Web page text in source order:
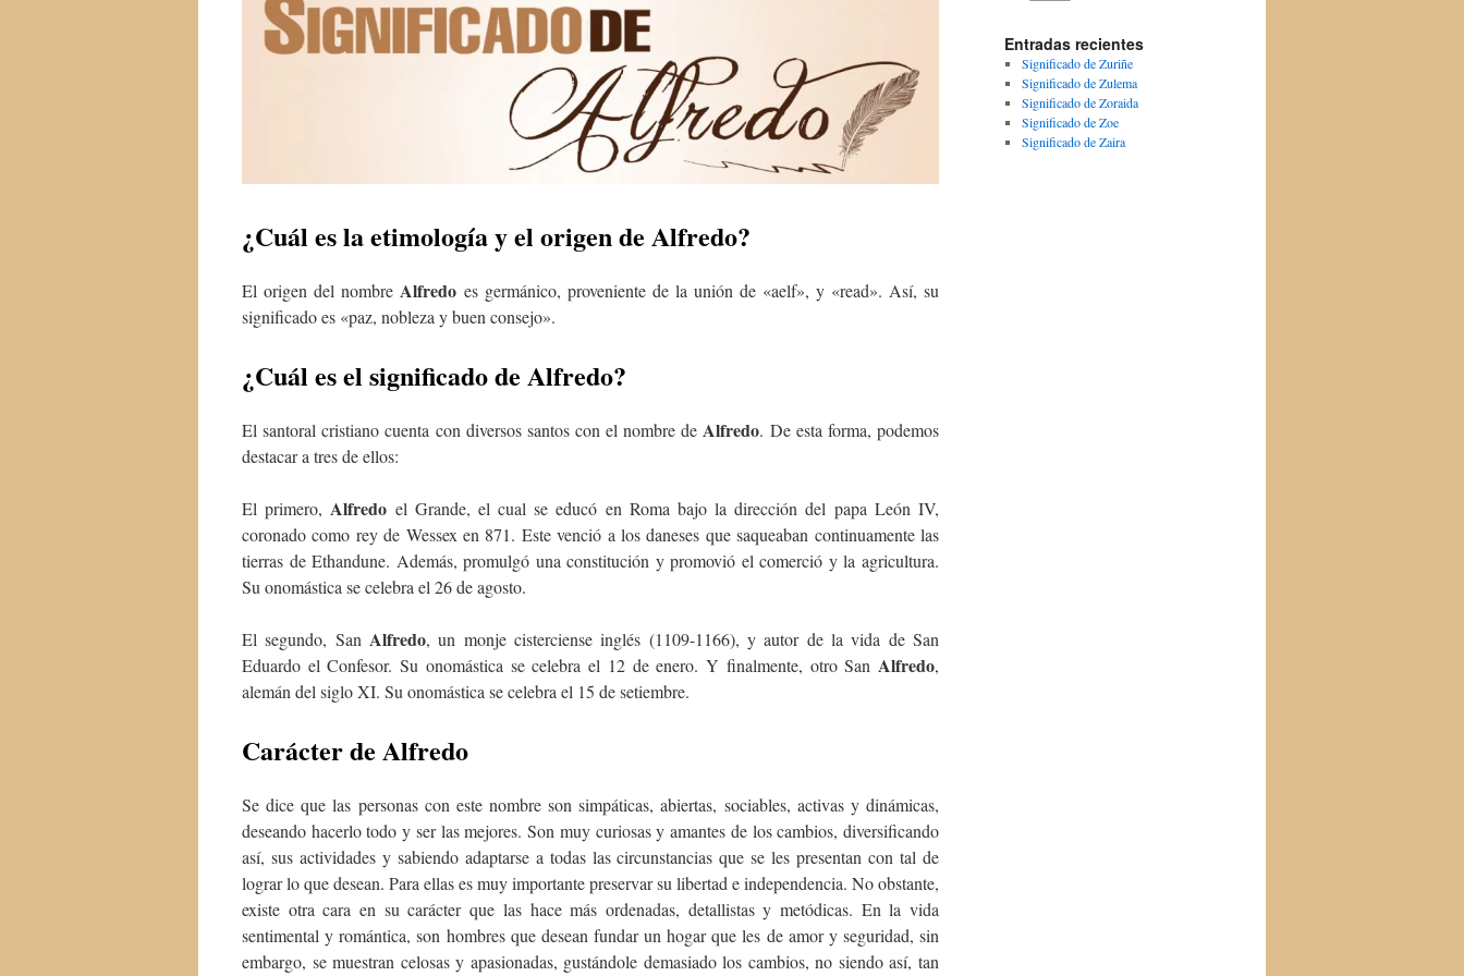
¿Cuál es la etimología y el origen de Alfredo?
El origen del nombre Alfredo es germánico, proveniente de la unión de «aelf», y «read». Así, su
significado es «paz, nobleza y buen consejo».
¿Cuál es el significado de Alfredo?
El santoral cristiano cuenta con diversos santos con el nombre de Alfredo. De esta forma, podemos
destacar a tres de ellos:
El primero, Alfredo el Grande, el cual se educó en Roma bajo la dirección del papa León IV,
coronado como rey de Wessex en 871. Este venció a los daneses que saqueaban continuamente las
tierras de Ethandune. Además, promulgó una constitución y promovió el comerció y la agricultura.
Su onomástica se celebra el 26 de agosto.
El segundo, San Alfredo, un monje cisterciense inglés (1109-1166), y autor de la vida de San
Eduardo el Confesor. Su onomástica se celebra el 12 de enero. Y finalmente, otro San Alfredo,
alemán del siglo XI. Su onomástica se celebra el 15 de setiembre.
Carácter de Alfredo
Se dice que las personas con este nombre son simpáticas, abiertas, sociables, activas y dinámicas,
deseando hacerlo todo y ser las mejores. Son muy curiosas y amantes de los cambios, diversificando
así, sus actividades y sabiendo adaptarse a todas las circunstancias que se les presentan con tal de
lograr lo que desean. Para ellas es muy importante preservar su libertad e independencia. No obstante,
existe otra cara en su carácter que las hace más ordenadas, detallistas y metódicas. En la vida
sentimental y romántica, son hombres que desean fundar un hogar que les de amor y seguridad, sin
embargo, se muestran celosas y apasionadas, gustándole demasiado los cambios, no siendo así, tan
Entradas recientes
Significado de Zuriñe
Significado de Zulema
Significado de Zoraida
Significado de Zoe
Significado de Zaira